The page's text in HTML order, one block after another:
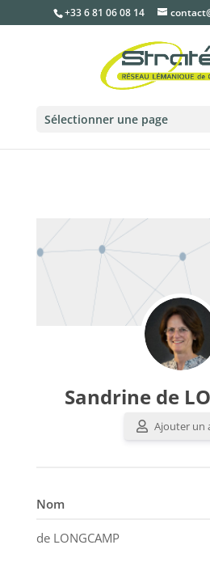
+33 6 81 06 08 14
Sélectionner une page
Sandrine de
Ajouter un
Nom
de LONGCAMP